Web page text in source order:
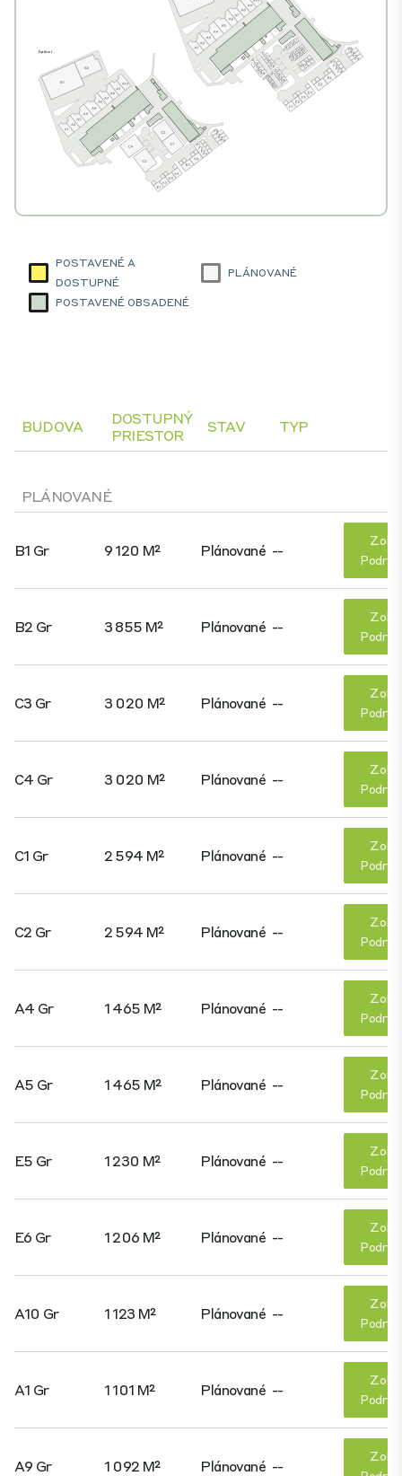
POSTAVENÉ A
DOSTUPNÉ
PLÁNOVANÉ
POSTAVENÉ OBSADENÉ
BUDOVA
DOSTUPNÝ
PRIESTOR
STAV TYP
PLÁNOVANÉ
B1 Gr 9 120 M² Plánované --
B2 Gr 3 855 M² Plánované --
C3 Gr 3 020 M² Plánované --
C4 Gr 3 020 M² Plánované --
C1 Gr 2 594 M² Plánované --
C2 Gr 2 594 M² Plánované --
A4 Gr 1 465 M² Plánované --
A5 Gr 1 465 M² Plánované --
E5 Gr 1 230 M² Plánované --
E6 Gr 1 206 M² Plánované --
A10 Gr 1 123 M² Plánované --
A1 Gr 1 101 M² Plánované --
A9 Gr 1 092 M² Plánované --